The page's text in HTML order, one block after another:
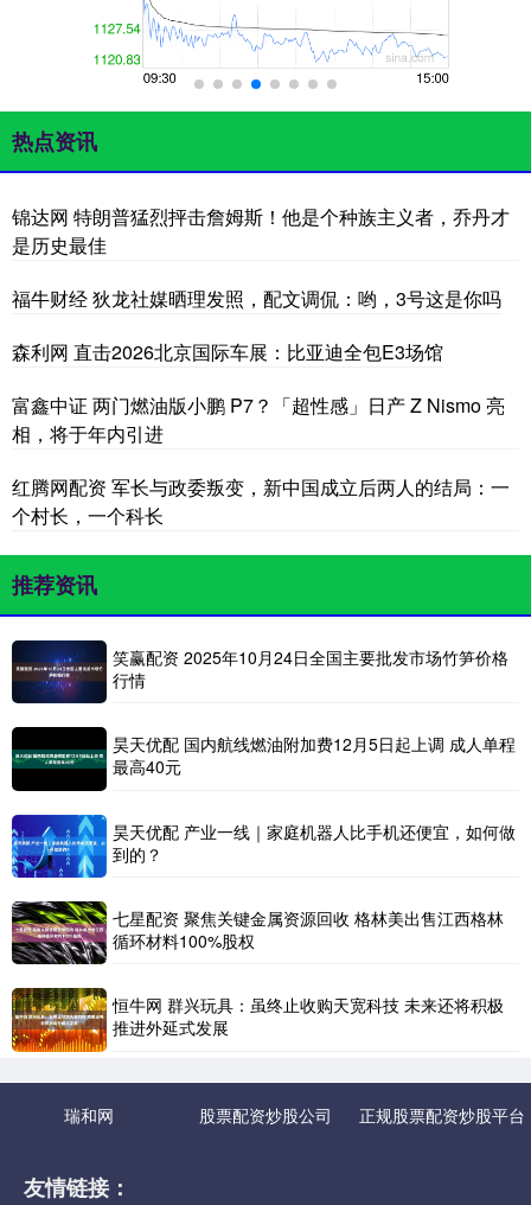
热点资讯
锦达网 特朗普猛烈抨击詹姆斯！他是个种族主义者，乔丹才
是历史最佳
福牛财经 狄龙社媒晒理发照，配文调侃：哟，3号这是你吗
森利网 直击2026北京国际车展：比亚迪全包E3场馆
富鑫中证 两门燃油版小鹏 P7？「超性感」日产 Z Nismo 亮
相，将于年内引进
红腾网配资 军长与政委叛变，新中国成立后两人的结局：一
个村长，一个科长
推荐资讯
笑赢配资 2025年10月24日全国主要批发市场竹笋价格
行情
昊天优配 国内航线燃油附加费12月5日起上调 成人单程
最高40元
昊天优配 产业一线｜家庭机器人比手机还便宜，如何做
到的？
七星配资 聚焦关键金属资源回收 格林美出售江西格林
循环材料100%股权
恒牛网 群兴玩具：虽终止收购天宽科技 未来还将积极
推进外延式发展
瑞和网 股票配资炒股公司 正规股票配资炒股平台
友情链接：